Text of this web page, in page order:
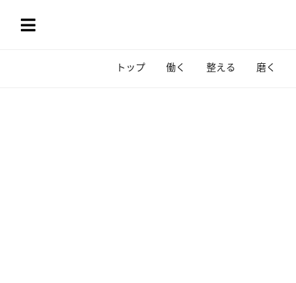
トップ 働く 整える 磨く